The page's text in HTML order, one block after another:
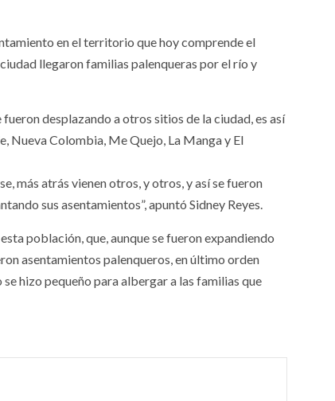
en el territorio que hoy comprende el
llegaron familias palenqueras por el río y
fueron desplazando a otros sitios de la ciudad, es así
Nueva Colombia, Me Quejo, La Manga y El
más atrás vienen otros, y otros, y así se fueron
sus asentamientos”, apuntó Sidney Reyes.
población, que, aunque se fueron expandiendo
asentamientos palenqueros, en último orden
hizo pequeño para albergar a las familias que